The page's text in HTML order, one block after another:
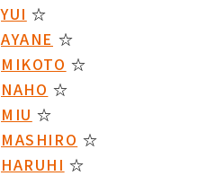
YUI ☆
AYANE ☆
MIKOTO ☆
NAHO ☆
MIU ☆
MASHIRO ☆
HARUHI ☆